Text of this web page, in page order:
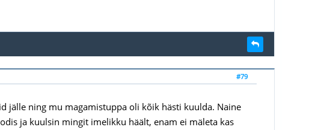
#79
jälle ning mu magamistuppa oli kõik hästi kuulda. Naine
ja kuulsin mingit imelikku häält, enam ei mäleta kas